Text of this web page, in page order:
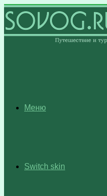
Меню
Switch skin